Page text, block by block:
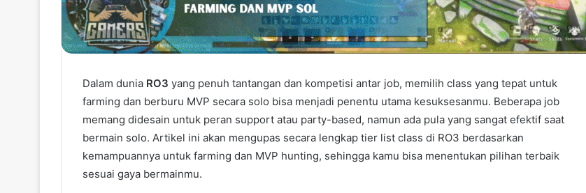
Dalam dunia RO3 yang penuh tantangan dan kompetisi antar job, memilih class yang tepat untuk
farming dan berburu MVP secara solo bisa menjadi penentu utama kesuksesanmu. Beberapa job
memang didesain untuk peran support atau party-based, namun ada pula yang sangat efektif saat
bermain solo. Artikel ini akan mengupas secara lengkap tier list class di RO3 berdasarkan
kemampuannya untuk farming dan MVP hunting, sehingga kamu bisa menentukan pilihan terbaik
sesuai gaya bermainmu.